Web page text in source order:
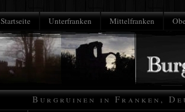
Startseite Unterfranken Mittelfranken
Burgruinen in Franken,